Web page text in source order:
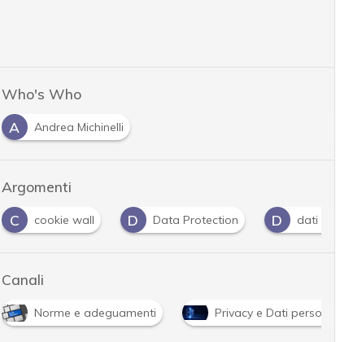
Who's Who
A
Andrea Michinelli
Argomenti
C cookie wall D Data Protection D dati
Canali
Norme e adeguamenti Privacy e Dati personali